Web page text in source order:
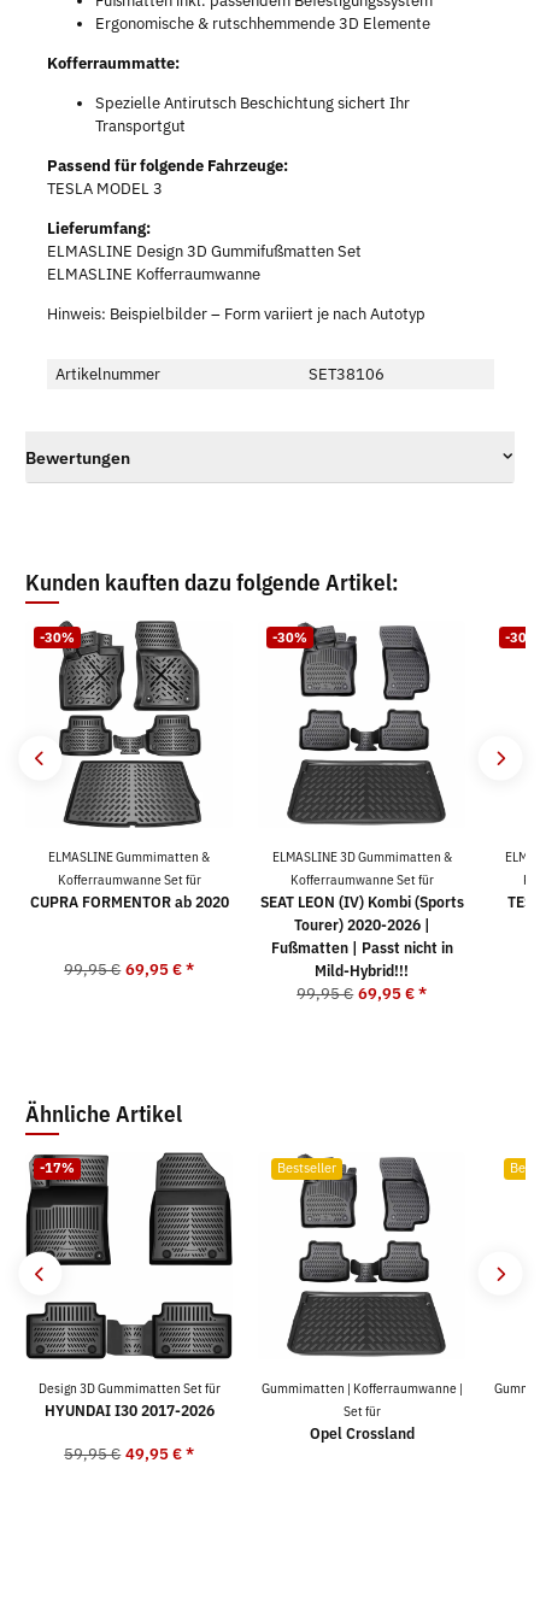
Ergonomische & rutschhemmende 3D Elemente
Kofferraummatte:
Spezielle Antirutsch Beschichtung sichert Ihr
Transportgut
Passend für folgende Fahrzeuge:
TESLA MODEL 3
Lieferumfang:
ELMASLINE Design 3D Gummifußmatten Set
ELMASLINE Kofferraumwanne
Hinweis: Beispielbilder – Form variiert je nach Autotyp
Artikelnummer SET38106
Bewertungen
Kunden kauften dazu folgende Artikel:
-30%
ELMASLINE Gummimatten &
Kofferraumwanne Set für
CUPRA FORMENTOR ab 2020
99,95 € 69,95 €*
-30%
ELMASLINE 3D Gummimatten &
Kofferraumwanne Set für
SEAT LEON (IV) Kombi (Sports
Tourer) 2020-2026 |
Fußmatten | Passt nicht in
Mild-Hybrid!!!
99,95 € 69,95 €*
-30%
Ähnliche Artikel
-17%
Design 3D Gummimatten Set für
HYUNDAI I30 2017-2026
59,95 € 49,95 €*
Bestseller
Gummimatten | Kofferraumwanne |
Set für
Opel Crossland